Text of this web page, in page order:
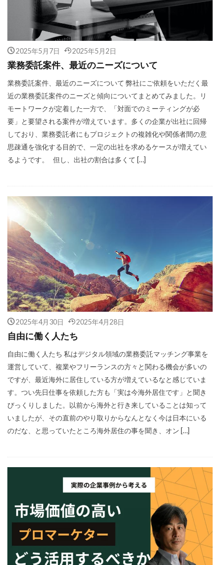
2025年5月7日 2025年5月2日
業務委託案件、最近のニーズについて
業務委託案件、最近のニーズについて 弊社にご依頼をいただく最
近の業務委託案件のニーズと傾向についてまとめてみました。リ
モートワークが定着した一方で、「対面でのミーティングが必
要」と要望される案件が増えています。多くの企業が出社に回帰
しており、業務委託者にもプロジェクトの複雑化や関係者間の意
思疎通を強化する目的で、一定の出社を求めるケースが増えてい
るようです。 但し、出社の割合は多くて […]
2025年4月30日 2025年4月28日
自由に働く人たち
自由に働く人たち 私はデジタル領域の業務委託マッチング事業を
運営していて、複業やフリーランスの方々と関わる機会が多いの
ですが、最近海外に居住している方が増えているなと感じていま
す。つい先日仕事を依頼した方も「実は今海外居住です」と聞き
びっくりしました。以前から海外と行き来していることは知って
いましたが、その直前のやり取りからなんとなく今は日本にいる
のだな、と思っていたところ海外居住の事を聞き、オン […]